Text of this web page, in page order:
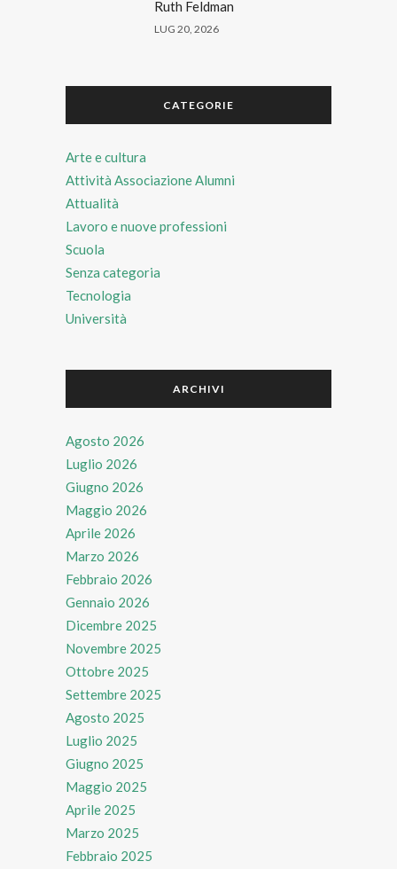
Ruth Feldman
LUG 20, 2026
CATEGORIE
Arte e cultura
Attività Associazione Alumni
Attualità
Lavoro e nuove professioni
Scuola
Senza categoria
Tecnologia
Università
ARCHIVI
Agosto 2026
Luglio 2026
Giugno 2026
Maggio 2026
Aprile 2026
Marzo 2026
Febbraio 2026
Gennaio 2026
Dicembre 2025
Novembre 2025
Ottobre 2025
Settembre 2025
Agosto 2025
Luglio 2025
Giugno 2025
Maggio 2025
Aprile 2025
Marzo 2025
Febbraio 2025